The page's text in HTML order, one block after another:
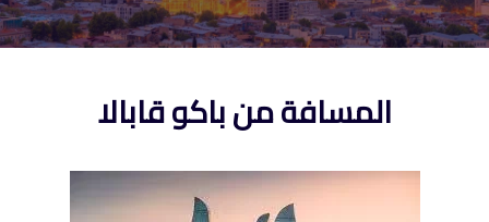
المسافة من باكو قابالا